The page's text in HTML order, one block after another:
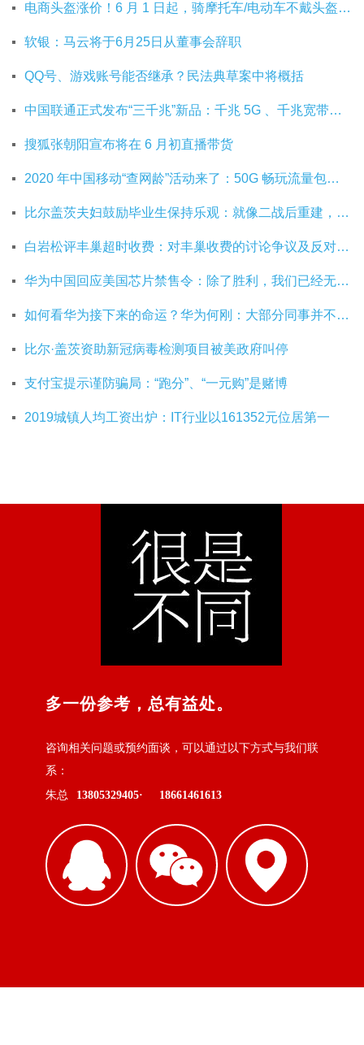
电商头盔涨价！6 月 1 日起，骑摩托车/电动车不戴头盔将被严查
软银：马云将于6月25日从董事会辞职
QQ号、游戏账号能否继承？民法典草案中将概括
中国联通正式发布“三千兆”新品：千兆 5G 、千兆宽带及千兆 Wi-Fi
搜狐张朝阳宣布将在 6 月初直播带货
2020 年中国移动“查网龄”活动来了：50G 畅玩流量包，钻石勋章宽带提速至 1000 M
比尔盖茨夫妇鼓励毕业生保持乐观：就像二战后重建，你们将引领潮流
白岩松评丰巢超时收费：对丰巢收费的讨论争议及反对其实是件好事
华为中国回应美国芯片禁售令：除了胜利，我们已经无路可走
如何看华为接下来的命运？华为何刚：大部分同事并不悲观
比尔·盖茨资助新冠病毒检测项目被美政府叫停
支付宝提示谨防骗局：“跑分”、“一元购”是赌博
2019城镇人均工资出炉：IT行业以161352元位居第一
多一份参考，总有益处。
咨询相关问题或预约面谈，可以通过以下方式与我们联
系：
朱总
13805329405· 18661461613